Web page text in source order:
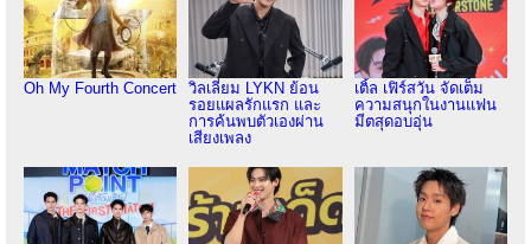
Oh My Fourth Concert
วิลเลี่ยม LYKN ย้อน
รอยแผลรักแรก และ
การค้นพบตัวเองผ่าน
เสียงเพลง
เติ้ล เฟิร์สวัน จัดเต็ม
ความสนุกในงานแฟน
มีตสุดอบอุ่น